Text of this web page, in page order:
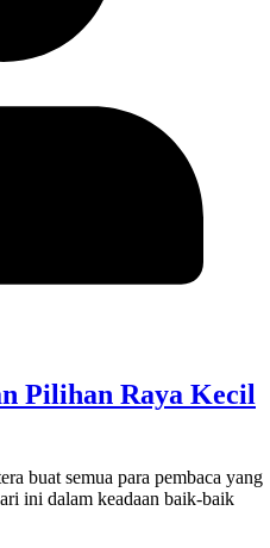
Pilihan Raya Kecil
buat semua para pembaca yang
ini dalam keadaan baik-baik